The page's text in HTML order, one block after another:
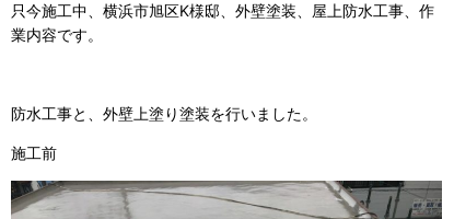
只今施工中、横浜市旭区K様邸、外壁塗装、屋上防水工事、作
業内容です。
防水工事と、外壁上塗り塗装を行いました。
施工前